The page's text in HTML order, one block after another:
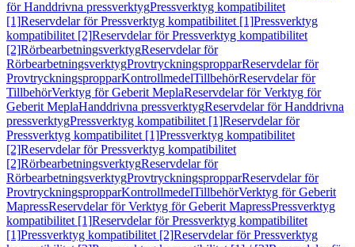
för Handdrivna pressverktygPressverktyg kompatibilitet
[1]Reservdelar för Pressverktyg kompatibilitet [1]Pressverktyg
kompatibilitet [2]Reservdelar för Pressverktyg kompatibilitet
[2]RörbearbetningsverktygReservdelar för
RörbearbetningsverktygProvtryckningspropparReservdelar för
ProvtryckningspropparKontrollmedelTillbehörReservdelar för
TillbehörVerktyg för Geberit MeplaReservdelar för Verktyg för
Geberit MeplaHanddrivna pressverktygReservdelar för Handdrivna
pressverktygPressverktyg kompatibilitet [1]Reservdelar för
Pressverktyg kompatibilitet [1]Pressverktyg kompatibilitet
[2]Reservdelar för Pressverktyg kompatibilitet
[2]RörbearbetningsverktygReservdelar för
RörbearbetningsverktygProvtryckningspropparReservdelar för
ProvtryckningspropparKontrollmedelTillbehörVerktyg för Geberit
MapressReservdelar för Verktyg för Geberit MapressPressverktyg
kompatibilitet [1]Reservdelar för Pressverktyg kompatibilitet
[1]Pressverktyg kompatibilitet [2]Reservdelar för Pressverktyg